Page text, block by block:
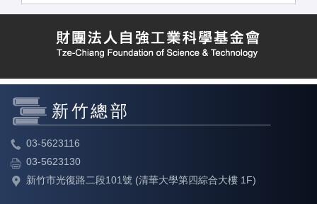
新竹總部
03-5623116
03-5623130
新竹市光復路二段101號 (清華大學第四綜合大樓 1F)